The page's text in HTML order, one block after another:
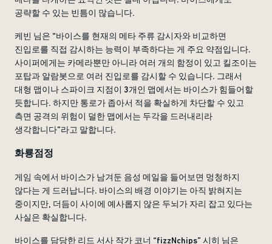
공략할 수 있는 빈틈이 많습니다.
케빈 님은 “바이스를 현재의 메타 주류 감시자와 비교하면
진입로를 직접 감시하는 능력이 부족하다는 게 주요 약점입니다.
사이퍼에게는 카메라뿐만 아니라 여러 개의 함정이 있고 킬조이는
포탑과 알람봇으로 여러 진입로를 감시할 수 있습니다. 그래서
대형 맵이나 스파이크 지점이 3개인 맵에서는 바이스가 힘들어할
듯합니다. 하지만 통로가 좁아서 적을 확실하게 차단할 수 있고
측면 공격의 위험이 덜한 맵에서는 두각을 드러내리라
생각합니다”라고 말합니다.
화룡점정
게임 속에서 바이스가 남겨둔 음성 메일을 들어보면 멍청하지
않다는 게 드러납니다. 바이스의 배경 이야기는 아직 밝혀지는
중이지만, 더듬이 사이에 예사롭지 않은 두뇌가 자리 잡고 있다는
사실은 확실합니다.
바이스를 담당한 리드 서사 작가 코너 “fizzNchips” 시히 님은